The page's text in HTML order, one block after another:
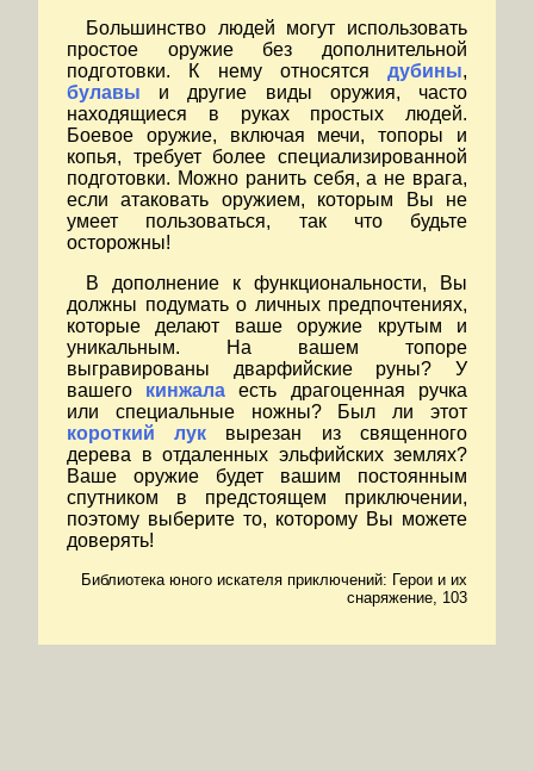
Большинство людей могут использовать
простое оружие без дополнительной
подготовки. К нему относятся дубины,
булавы и другие виды оружия, часто
находящиеся в руках простых людей.
Боевое оружие, включая мечи, топоры и
копья, требует более специализированной
подготовки. Можно ранить себя, а не врага,
если атаковать оружием, которым Вы не
умеет пользоваться, так что будьте
осторожны!
В дополнение к функциональности, Вы
должны подумать о личных предпочтениях,
которые делают ваше оружие крутым и
уникальным. На вашем топоре
выгравированы дварфийские руны? У
вашего кинжала есть драгоценная ручка
или специальные ножны? Был ли этот
короткий лук вырезан из священного
дерева в отдаленных эльфийских землях?
Ваше оружие будет вашим постоянным
спутником в предстоящем приключении,
поэтому выберите то, которому Вы можете
доверять!
Библиотека юного искателя приключений: Герои и их
снаряжение, 103